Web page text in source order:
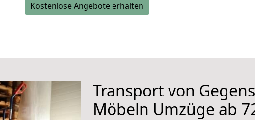
Kostenlose Angebote erhalten
Transport von
Möbeln Umzüge ab